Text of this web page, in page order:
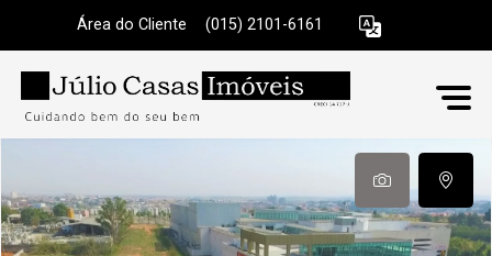
Área do Cliente (015) 2101-6161